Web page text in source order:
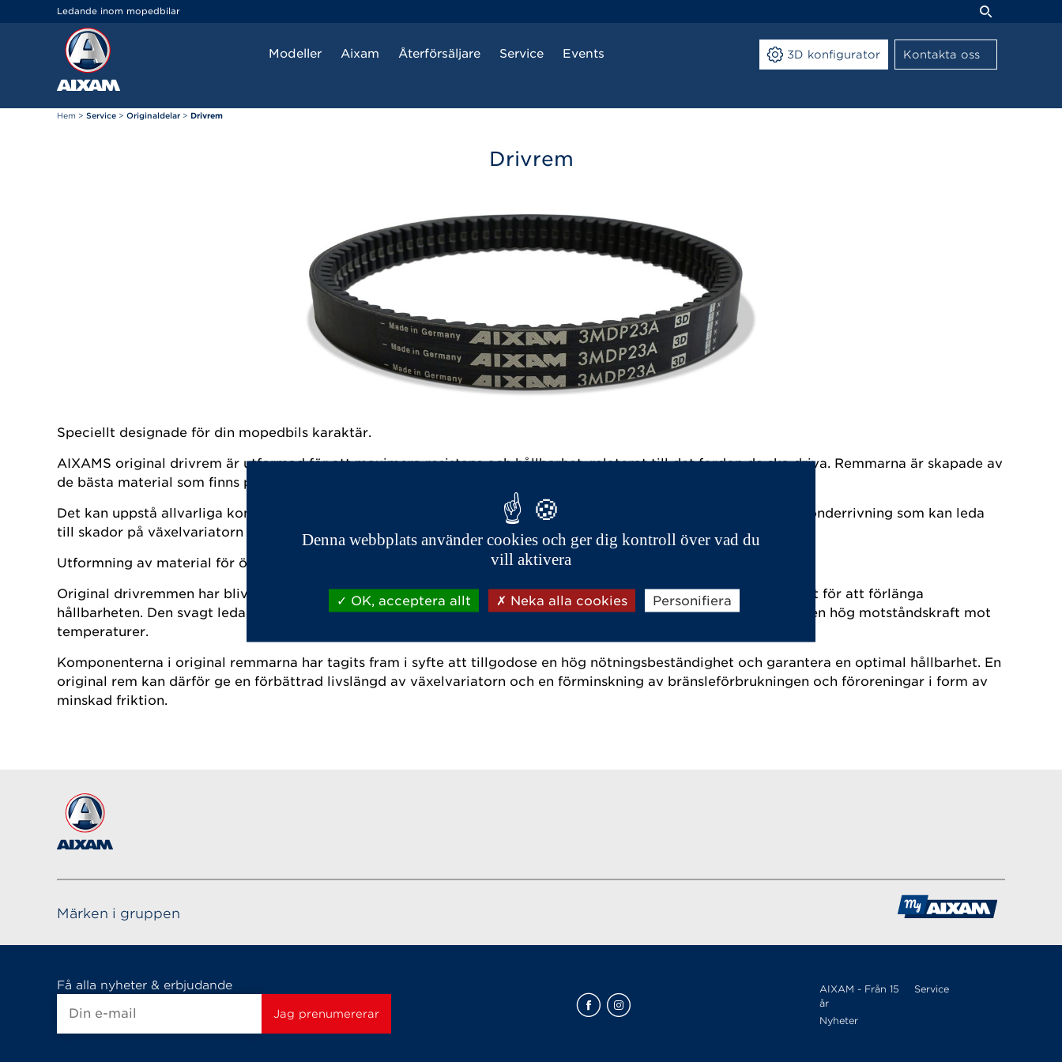
Ledande inom mopedbilar
Modeller Aixam Återförsäljare Service Events 3D konfigurator Kontakta oss
Hem > Service > Originaldelar > Drivrem
Drivrem
Speciellt designade för din mopedbils karaktär.
AIXAMS original drivrem är utformad för att maximera resistans och hållbarhet, relaterat till det fordon de ska driva. Remmarna är skapade av
de bästa material som finns på marknaden, för att konsekvent garantera en lång hållbarhet.
Det kan uppstå allvarliga konsekvenser om drivremmens kvalité inte lever upp till originaldelens kvalité, så som sönderrivning som kan leda
till skador på växelvariatorn och andra vitala delar.
Utformning av material för ökad livslängd.
Original drivremmen har blivit utsatt för omfattande tester, samt är materialets längd och bredd speciellt anpassat för att förlänga
hållbarheten. Den svagt ledande kanten hos remmen, i kombination med en liten remskiva ger bra flexibilitet och en hög motståndskraft mot
temperaturer.
Komponenterna i original remmarna har tagits fram i syfte att tillgodose en hög nötningsbeständighet och garantera en optimal hållbarhet. En
original rem kan därför ge en förbättrad livslängd av växelvariatorn och en förminskning av bränsleförbrukningen och föroreningar i form av
minskad friktion.
Märken i gruppen
Få alla nyheter & erbjudande
AIXAM - Från 15
år
Service
Nyheter
Cookie- hanteringspanel
Denna webbplats använder cookies och ger dig kontroll över vad du
vill aktivera
OK, acceptera allt Neka alla cookies Personifiera